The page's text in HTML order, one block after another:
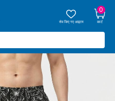
सेव किए गए आइटम
0
कार्ट